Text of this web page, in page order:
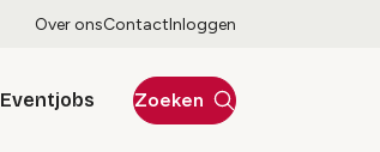
Over onsContactInloggen
Eventjobs Zoeken